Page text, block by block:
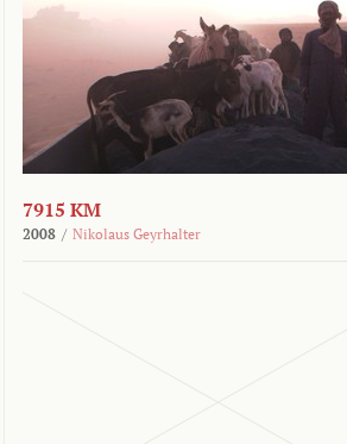
7915 KM
2008 / Nikolaus Geyrhalter